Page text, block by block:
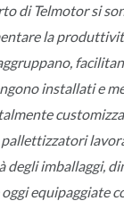
di Telmotor si
la
installati e
pallettizzatori
degli imballaggi,
equipaggiate